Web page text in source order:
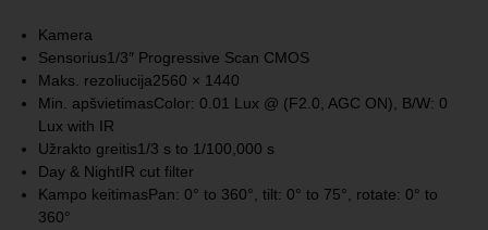
Kamera
Sensorius1/3″ Progressive Scan CMOS
Maks. rezoliucija2560 × 1440
Min. apšvietimasColor: 0.01 Lux @ (F2.0, AGC ON), B/W: 0
Lux with IR
Užrakto greitis1/3 s to 1/100,000 s
Day & NightIR cut filter
Kampo keitimasPan: 0° to 360°, tilt: 0° to 75°, rotate: 0° to
360°